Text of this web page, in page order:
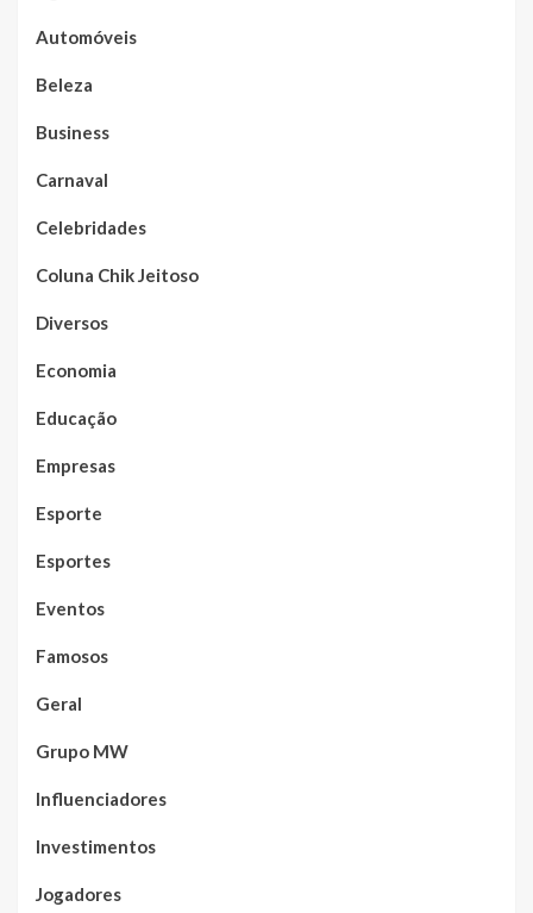
Automóveis
Beleza
Business
Carnaval
Celebridades
Coluna Chik Jeitoso
Diversos
Economia
Educação
Empresas
Esporte
Esportes
Eventos
Famosos
Geral
Grupo MW
Influenciadores
Investimentos
Jogadores